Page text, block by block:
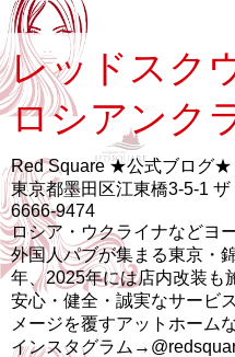
レッドスク
ロシアンク
Red Square ★公式ブログ★
東京都墨田区江東橋3-5-1
6666-9474
ロシア・ウクライナなどヨ
外国人パブが集まる東京・
年、2025年には店内改装も
安心・健全・誠実なサービ
メージを覆すアットホーム
インスタグラム